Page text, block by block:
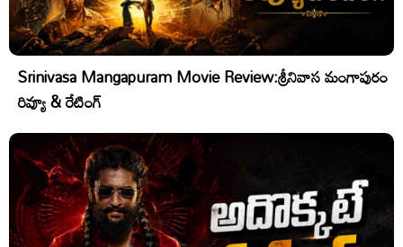
Srinivasa Mangapuram Movie Review:శ్రీనివాస మంగాపురం
రివ్యూ & రేటింగ్